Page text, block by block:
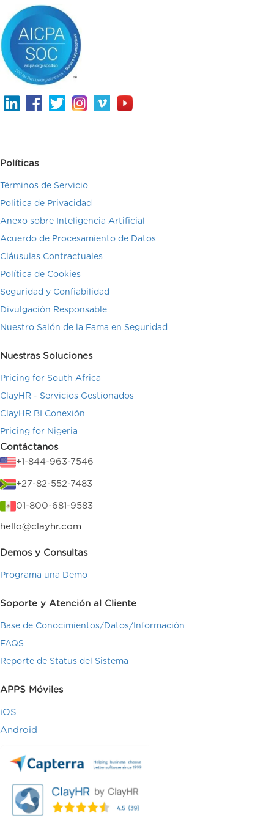
Políticas
Términos de Servicio
Politica de Privacidad
Anexo sobre Inteligencia Artificial
Acuerdo de Procesamiento de Datos
Cláusulas Contractuales
Política de Cookies
Seguridad y Confiabilidad
Divulgación Responsable
Nuestro Salón de la Fama en Seguridad
Nuestras Soluciones
Pricing for South Africa
ClayHR - Servicios Gestionados
ClayHR BI Conexión
Pricing for Nigeria
Contáctanos
+1-844-963-7546
+27-82-552-7483
01-800-681-9583
hello@clayhr.com
Demos y Consultas
Programa una Demo
Soporte y Atención al Cliente
Base de Conocimientos/Datos/Información
FAQS
Reporte de Status del Sistema
APPS Móviles
iOS
Android